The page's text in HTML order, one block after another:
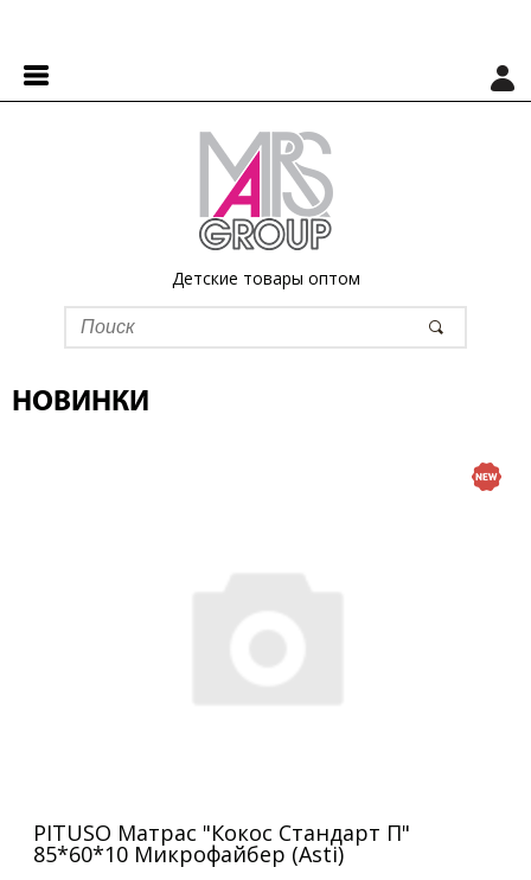
Детские товары оптом
НОВИНКИ
PITUSO Матрас "Кокос Стандарт П"
85*60*10 Микрофайбер (Asti)